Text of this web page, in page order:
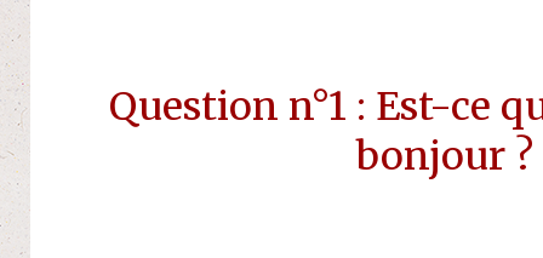
Question n°1 : Est-ce
bonjour ?